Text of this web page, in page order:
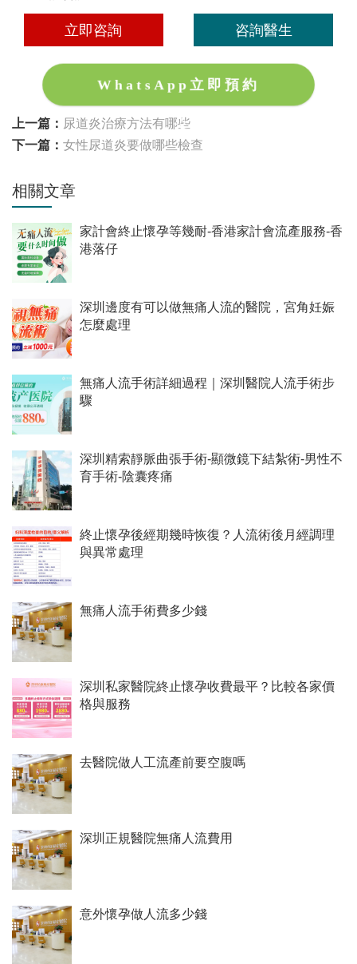
立即咨詢 咨詢醫生
WhatsApp立即預約
上一篇： 尿道炎治療方法有哪些
下一篇： 女性尿道炎要做哪些檢查
相關文章
家計會終止懷孕等幾耐-香港家計會流產服務-香
港落仔
深圳邊度有可以做無痛人流的醫院，宮角妊娠
怎麼處理
無痛人流手術詳細過程｜深圳醫院人流手術步
驟
深圳精索靜脈曲張手術-顯微鏡下結紮術-男性不
育手術-陰囊疼痛
終止懷孕後經期幾時恢復？人流術後月經調理
與異常處理
無痛人流手術費多少錢
深圳私家醫院終止懷孕收費最平？比較各家價
格與服務
去醫院做人工流產前要空腹嗎
深圳正規醫院無痛人流費用
意外懷孕做人流多少錢